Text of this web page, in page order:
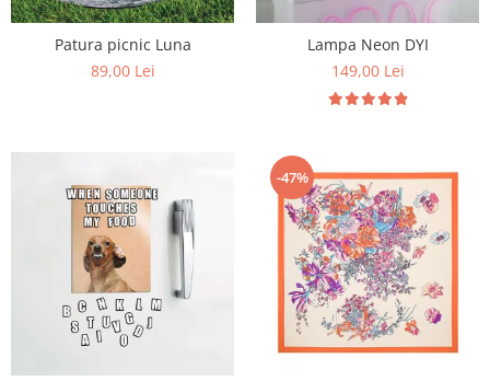
Patura picnic Luna
89,00 Lei
Lampa Neon DYI
149,00 Lei
-47%